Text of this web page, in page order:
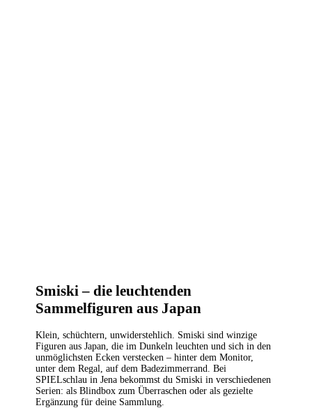
Smiski – die leuchtenden
Sammelfiguren aus Japan
Klein, schüchtern, unwiderstehlich. Smiski sind winzige
Figuren aus Japan, die im Dunkeln leuchten und sich in den
unmöglichsten Ecken verstecken – hinter dem Monitor,
unter dem Regal, auf dem Badezimmerrand. Bei
SPIELschlau in Jena bekommst du Smiski in verschiedenen
Serien: als Blindbox zum Überraschen oder als gezielte
Ergänzung für deine Sammlung.